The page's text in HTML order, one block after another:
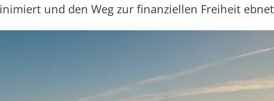
und den Weg zur finanziellen Freiheit